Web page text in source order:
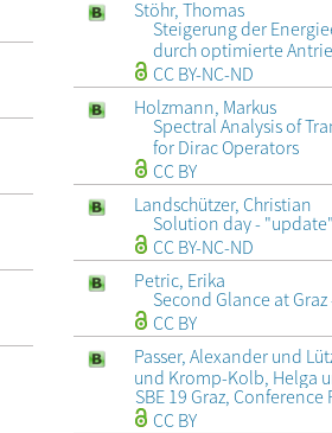
Stöhr, Thomas
Steigerung der
durch optimierte
CC BY-NC-ND
Holzmann, Markus
Spectral Analysis of
for Dirac Operators
CC BY
Landschützer, Christian
Solution day - "update"
CC BY-NC-ND
Petric, Erika
Second Glance at Graz
CC BY
Passer, Alexander und
und Kromp-Kolb, Helga
SBE 19 Graz,
CC BY